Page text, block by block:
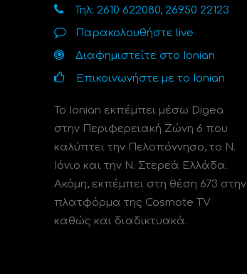
Τηλ: 2610 622080, 26950 22123
Παρακολουθήστε live
Διαφημιστείτε στο Ionian
Επικοινωνήστε με το Ionian
Το Ionian εκπέμπει μέσω Digea
στην Περιφερειακή Ζώνη 6 που
καλύπτει την Πελοπόννησο, το N.
Ιόνιο και την Ν. Στερεά Ελλάδα.
Ακόμη, εκπέμπει στη θέση 673 στην
πλατφόρμα της Cosmote TV
καθώς και διαδικτυακά.